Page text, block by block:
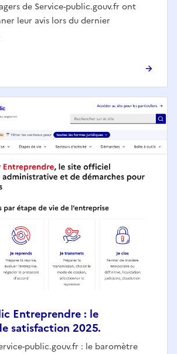
de Service-public.gouv.fr ont
leur avis lors du dernier
Entreprendre : le
satisfaction 2025.
public.gouv.fr : le baromètre